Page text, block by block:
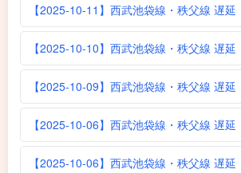
【2025-10-11】西武池袋線・秩父線 遅延
【2025-10-10】西武池袋線・秩父線 遅延
【2025-10-09】西武池袋線・秩父線 遅延
【2025-10-06】西武池袋線・秩父線 遅延
【2025-10-06】西武池袋線・秩父線 遅延